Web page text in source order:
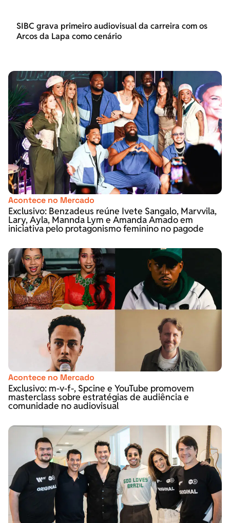
SIBC grava primeiro audiovisual da carreira com os
Arcos da Lapa como cenário
Acontece no Mercado
Exclusivo: Benzadeus reúne Ivete Sangalo, Marvvila,
Lary, Ayla, Mannda Lym e Amanda Amado em
iniciativa pelo protagonismo feminino no pagode
Acontece no Mercado
Exclusivo: m-v-f-, Spcine e YouTube promovem
masterclass sobre estratégias de audiência e
comunidade no audiovisual